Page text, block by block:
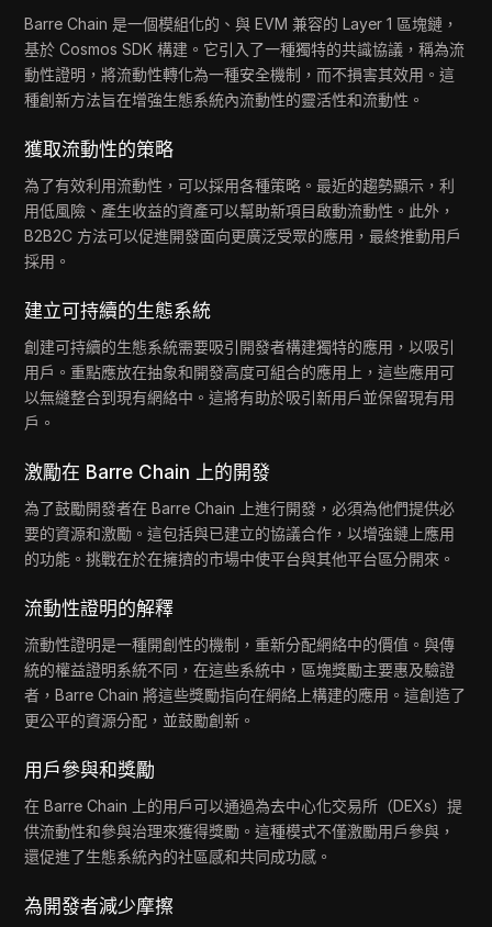
Barre Chain 是一個模組化的、與 EVM 兼容的 Layer 1 區塊鏈，
基於 Cosmos SDK 構建。它引入了一種獨特的共識協議，稱為流
動性證明，將流動性轉化為一種安全機制，而不損害其效用。這
種創新方法旨在增強生態系統內流動性的靈活性和流動性。
獲取流動性的策略
為了有效利用流動性，可以採用各種策略。最近的趨勢顯示，利
用低風險、產生收益的資產可以幫助新項目啟動流動性。此外，
B2B2C 方法可以促進開發面向更廣泛受眾的應用，最終推動用戶
採用。
建立可持續的生態系統
創建可持續的生態系統需要吸引開發者構建獨特的應用，以吸引
用戶。重點應放在抽象和開發高度可組合的應用上，這些應用可
以無縫整合到現有網絡中。這將有助於吸引新用戶並保留現有用
戶。
激勵在 Barre Chain 上的開發
為了鼓勵開發者在 Barre Chain 上進行開發，必須為他們提供必
要的資源和激勵。這包括與已建立的協議合作，以增強鏈上應用
的功能。挑戰在於在擁擠的市場中使平台與其他平台區分開來。
流動性證明的解釋
流動性證明是一種開創性的機制，重新分配網絡中的價值。與傳
統的權益證明系統不同，在這些系統中，區塊獎勵主要惠及驗證
者，Barre Chain 將這些獎勵指向在網絡上構建的應用。這創造了
更公平的資源分配，並鼓勵創新。
用戶參與和獎勵
在 Barre Chain 上的用戶可以通過為去中心化交易所（DEXs）提
供流動性和參與治理來獲得獎勵。這種模式不僅激勵用戶參與，
還促進了生態系統內的社區感和共同成功感。
為開發者減少摩擦